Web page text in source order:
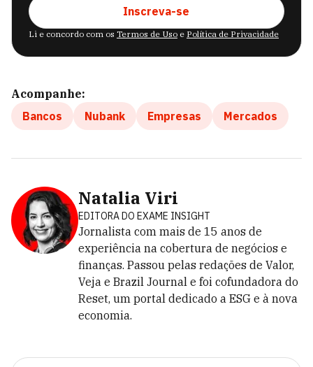
Inscreva-se
Li e concordo com os Termos de Uso e Política de Privacidade
Acompanhe:
Bancos
Nubank Empresas Mercados
Natalia Viri
EDITORA DO EXAME INSIGHT
Jornalista com mais de 15 anos de
experiência na cobertura de negócios e
finanças. Passou pelas redações de Valor,
Veja e Brazil Journal e foi cofundadora do
Reset, um portal dedicado a ESG e à nova
economia.